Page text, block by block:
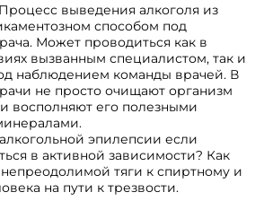
выведения алкоголя из
способом под
Может проводиться как в
вызванным специалистом, так и
наблюдением команды врачей. В
не просто очищают организм
восполняют его полезными
эпилепсии если
в активной зависимости? Как
тяги к спиртному и
на пути к трезвости.